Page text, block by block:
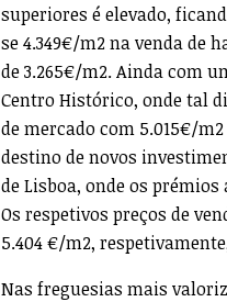
superiores é elevado,
se 4.349€/m2 na venda de
de 3.265€/m2. Ainda com
Centro Histórico, onde tal
de mercado com 5.015€/
destino de novos
de Lisboa, onde os
Os respetivos preços de
5.404 €/m2,
Nas freguesias mais